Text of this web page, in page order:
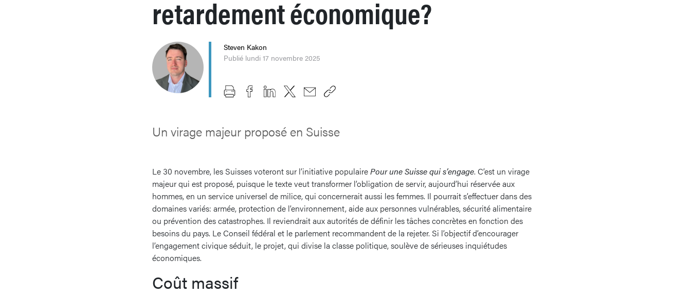
retardement économique?
Steven Kakon
Publié lundi 17 novembre 2025
Un virage majeur proposé en Suisse
Le 30 novembre, les Suisses voteront sur l’initiative populairePour une Suisse qui s’engage. C’est un virage
majeur qui est proposé, puisque le texte veut transformer l’obligation de servir, aujourd’hui réservée aux
hommes, en un service universel de milice, qui concernerait aussi les femmes. Il pourrait s’effectuer dans des
domaines variés: armée, protection de l’environnement, aide aux personnes vulnérables, sécurité alimentaire
ou prévention des catastrophes. Il reviendrait aux autorités de définir les tâches concrètes en fonction des
besoins du pays. Le Conseil fédéral et le parlement recommandent de la rejeter. Si l’objectif d’encourager
l’engagement civique séduit, le projet, qui divise la classe politique, soulève de sérieuses inquiétudes
économiques.
Coût massif